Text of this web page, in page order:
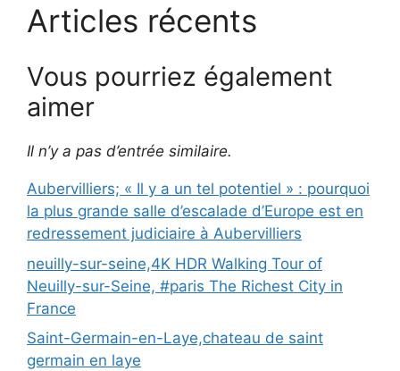
Articles récents
Vous pourriez également
aimer
Il n’y a pas d’entrée similaire.
Aubervilliers; « Il y a un tel potentiel » : pourquoi
la plus grande salle d’escalade d’Europe est en
redressement judiciaire à Aubervilliers
neuilly-sur-seine,4K HDR Walking Tour of
Neuilly-sur-Seine, #paris The Richest City in
France
Saint-Germain-en-Laye,chateau de saint
germain en laye